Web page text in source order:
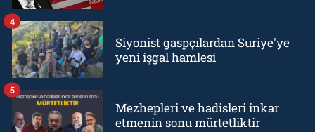
Siyonist gaspçılardan Suriye'ye
yeni işgal hamlesi
4
Mezhepleri ve hadisleri inkar
etmenin sonu mürtetliktir
5